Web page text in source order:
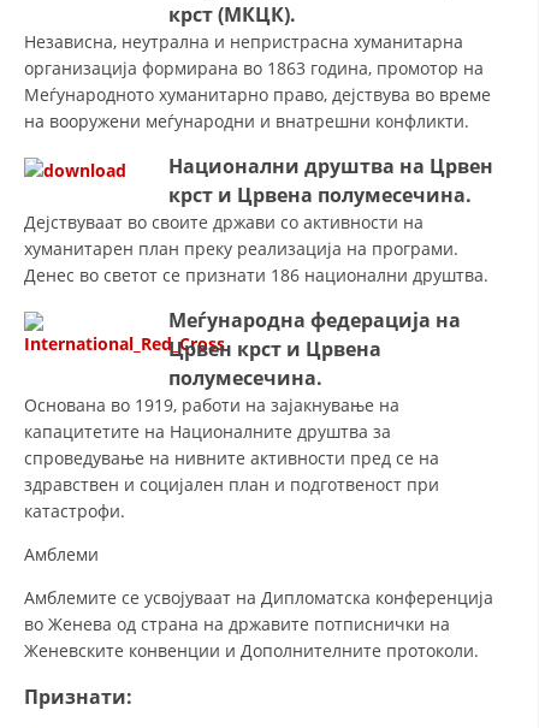
ПРОЕКТИ – ПОДГОТВЕНОСТ И ДЕЈСТВУВАЊЕ ПРИ КАТАСТРОФИ
ОДНОСИ СО ЈАВНОСТ
ИСТРАЖУВАЊЕ НА ЈАВНО МИСЛЕЊЕ
МЕЃУНАРОДНА СОРАБОТКА
ФОРМУЛАРИ ЗА БАРАЊА
ЗДРАВСТВЕНО ПРЕВЕНТИВНА ДЕЈНОСТ
ПРВА ПОМОШ
КРВОДАРИТЕЛСТВО
ИНФОРМАЦИИ ЗА БОЛЕСТИ
ЗА НАС
крст (МКЦК).
Независна, неутрална и непристрасна хуманитарна
организација формирана во 1863 година, промотор на
Меѓународното хуманитарно право, дејствува во време
на вооружени меѓународни и внатрешни конфликти.
Национални друштва на Црвен
крст и Црвена полумесечина.
Дејствуваат во своите држави со активности на
хуманитарен план преку реализација на програми.
Денес во светот се признати 186 национални друштва.
Меѓународна федерација на
Црвен крст и Црвена
полумесечина.
Основана во 1919, работи на зајакнување на
капацитетите на Националните друштва за
спроведување на нивните активности пред се на
здравствен и социјален план и подготвеност при
катастрофи.
Амблеми
Амблемите се усвојуваат на Дипломатска конференција
во Женева од страна на државите потписнички на
Женевските конвенции и Дополнителните протоколи.
Признати: